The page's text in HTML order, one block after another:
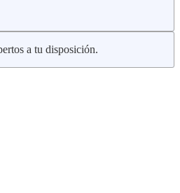
a tu disposición.